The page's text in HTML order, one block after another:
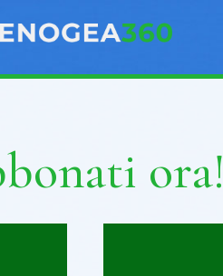
ora!